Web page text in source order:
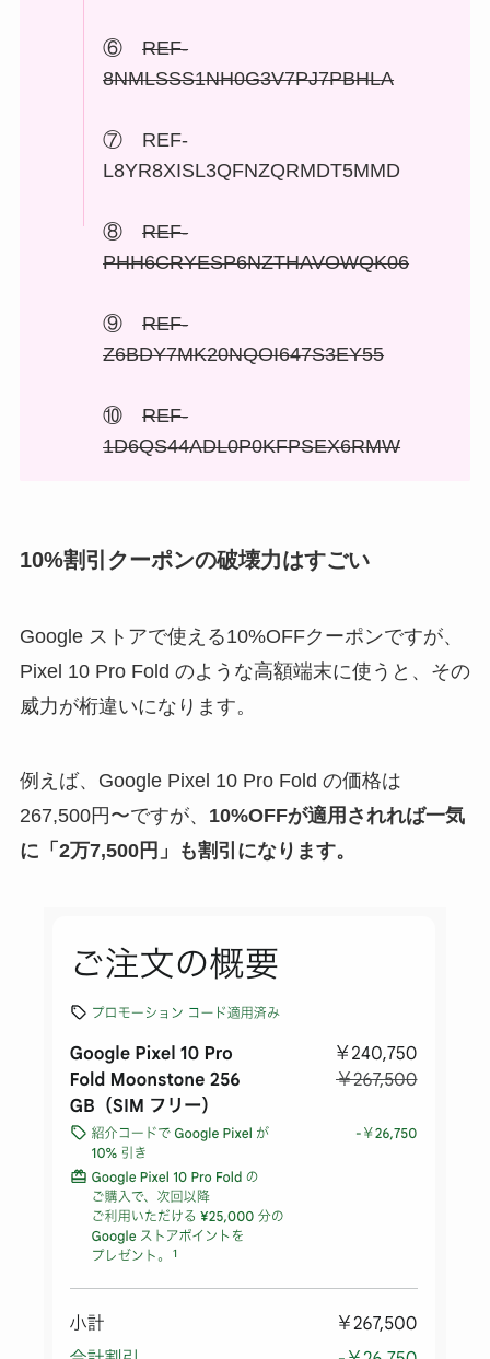
⑥REF-
8NMLSSS1NH0G3V7PJ7PBHLA
⑦ REF-
L8YR8XISL3QFNZQRMDT5MMD
⑧REF-
PHH6CRYESP6NZTHAVOWQK06
⑨REF-
Z6BDY7MK20NQOI647S3EY55
⑩REF-
1D6QS44ADL0P0KFPSEX6RMW
10%割引クーポンの破壊力はすごい
Google ストアで使える10%OFFクーポンですが、
Pixel 10 Pro Fold のような高額端末に使うと、その
威力が桁違いになります。
例えば、Google Pixel 10 Pro Fold の価格は
267,500円〜ですが、 10%OFFが適用されれば一気
に「2万7,500円」も割引になります。